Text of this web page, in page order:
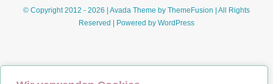
© Copyright 2012 - 2026 | Avada Theme by ThemeFusion | All Rights
Reserved | Powered by WordPress